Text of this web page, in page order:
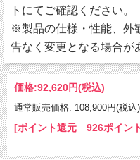
トにてご確認ください。
※製品の仕様・性能、外
告なく変更となる場合が
価格:92,620円(税込)
通常販売価格: 108,900円(税込)
[ポイント還元 926ポイン